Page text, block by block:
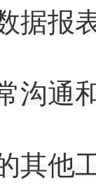
据报
沟通
其他